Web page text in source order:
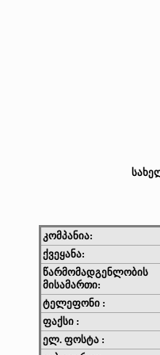
კომპანია:
ქვეყანა:
წარმომადგენლობის
მისამართი:
ტელეფონი :
ფაქსი :
ელ. ფოსტა :